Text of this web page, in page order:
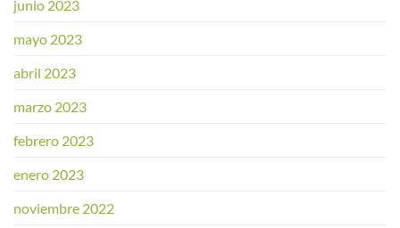
junio 2023
mayo 2023
abril 2023
marzo 2023
febrero 2023
enero 2023
noviembre 2022